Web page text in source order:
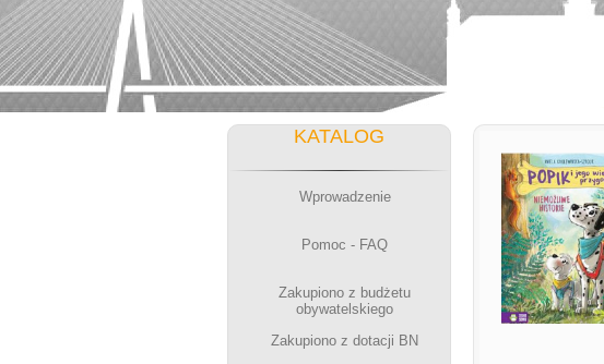
KATALOG
Wprowadzenie
Pomoc - FAQ
Zakupiono z budżetu
obywatelskiego
Zakupiono z dotacji BN